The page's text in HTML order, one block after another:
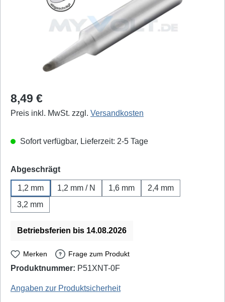
Regulärer Preis:
8,49 €
Preis inkl. MwSt. zzgl. Versandkosten
Sofort verfügbar, Lieferzeit: 2-5 Tage
Abgeschrägtauswählen
1,2 mm 1,2 mm / N 1,6 mm
2,4 mm
3,2 mm
Betriebsferien bis 14.08.2026
Merken Frage zum Produkt
Produktnummer: P51XNT-0F
Angaben zur Produktsicherheit